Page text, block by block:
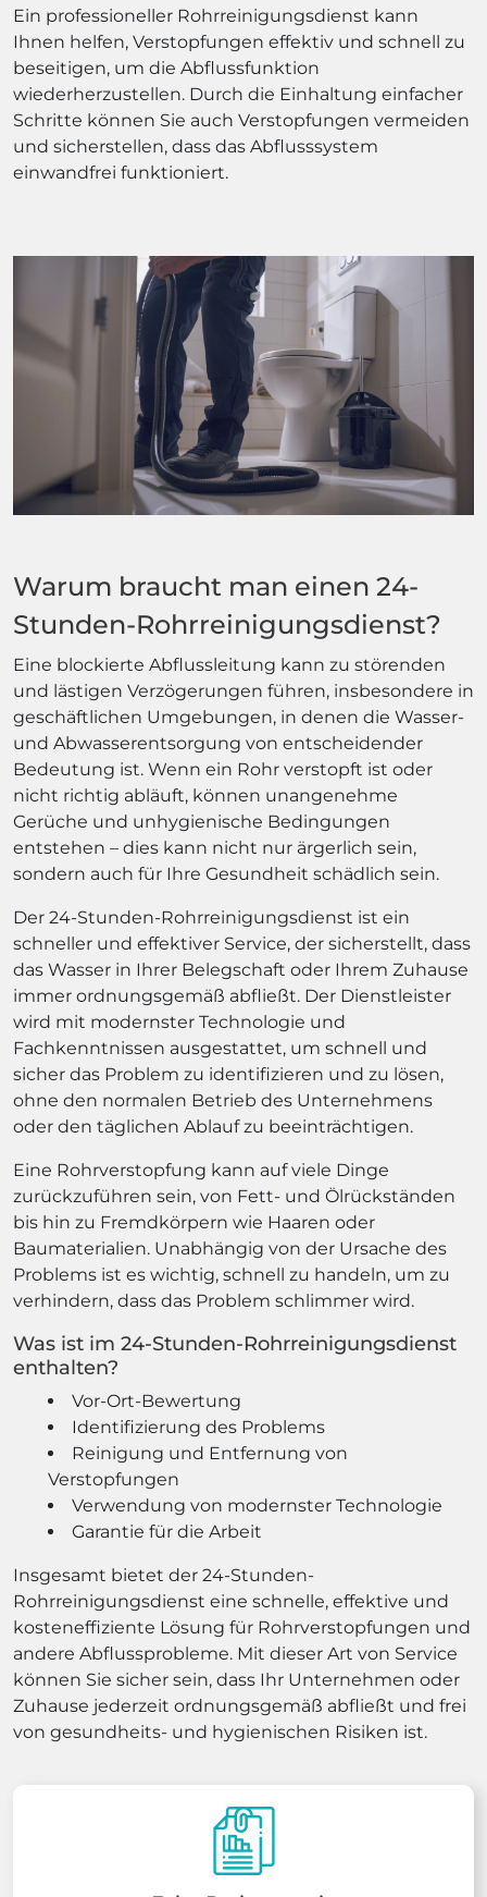
Ein professioneller Rohrreinigungsdienst kann
Ihnen helfen, Verstopfungen effektiv und schnell zu
beseitigen, um die Abflussfunktion
wiederherzustellen. Durch die Einhaltung einfacher
Schritte können Sie auch Verstopfungen vermeiden
und sicherstellen, dass das Abflusssystem
einwandfrei funktioniert.
Warum braucht man einen 24-
Stunden-Rohrreinigungsdienst?
Eine blockierte Abflussleitung kann zu störenden
und lästigen Verzögerungen führen, insbesondere in
geschäftlichen Umgebungen, in denen die Wasser-
und Abwasserentsorgung von entscheidender
Bedeutung ist. Wenn ein Rohr verstopft ist oder
nicht richtig abläuft, können unangenehme
Gerüche und unhygienische Bedingungen
entstehen – dies kann nicht nur ärgerlich sein,
sondern auch für Ihre Gesundheit schädlich sein.
Der 24-Stunden-Rohrreinigungsdienst ist ein
schneller und effektiver Service, der sicherstellt, dass
das Wasser in Ihrer Belegschaft oder Ihrem Zuhause
immer ordnungsgemäß abfließt. Der Dienstleister
wird mit modernster Technologie und
Fachkenntnissen ausgestattet, um schnell und
sicher das Problem zu identifizieren und zu lösen,
ohne den normalen Betrieb des Unternehmens
oder den täglichen Ablauf zu beeinträchtigen.
Eine Rohrverstopfung kann auf viele Dinge
zurückzuführen sein, von Fett- und Ölrückständen
bis hin zu Fremdkörpern wie Haaren oder
Baumaterialien. Unabhängig von der Ursache des
Problems ist es wichtig, schnell zu handeln, um zu
verhindern, dass das Problem schlimmer wird.
Was ist im 24-Stunden-Rohrreinigungsdienst
enthalten?
Vor-Ort-Bewertung
Identifizierung des Problems
Reinigung und Entfernung von
Verstopfungen
Verwendung von modernster Technologie
Garantie für die Arbeit
Insgesamt bietet der 24-Stunden-
Rohrreinigungsdienst eine schnelle, effektive und
kosteneffiziente Lösung für Rohrverstopfungen und
andere Abflussprobleme. Mit dieser Art von Service
können Sie sicher sein, dass Ihr Unternehmen oder
Zuhause jederzeit ordnungsgemäß abfließt und frei
von gesundheits- und hygienischen Risiken ist.